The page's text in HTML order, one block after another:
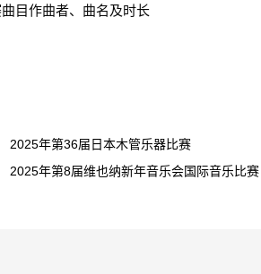
目作曲者、曲名及时长
2025年第36届日本木管乐器比赛
2025年第8届维也纳新年音乐会国际音乐比赛